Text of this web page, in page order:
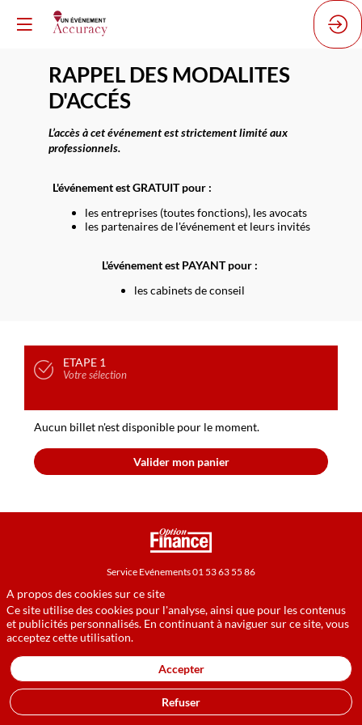
RAPPEL DES MODALITES
D'ACCÉS
L’accès à cet événement est strictement limité aux
professionnels.
L'événement est GRATUITpour :
les entreprises (toutes fonctions), les avocats
les partenaires de l'événement et leurs invités
L'événement est PAYANT pour :
les cabinets de conseil
ETAPE 1
Votre sélection
Aucun billet n'est disponible pour le moment.
Valider mon panier
Service Evénements 01 53 63 55 86
service.evenements@optionfinance.fr
A propos des cookies sur ce site
Ce site utilise des cookies pour l'analyse, ainsi que pour les contenus
et publicités personnalisés. En continuant à naviguer sur ce site, vous
acceptez cette utilisation.
Accepter
Refuser